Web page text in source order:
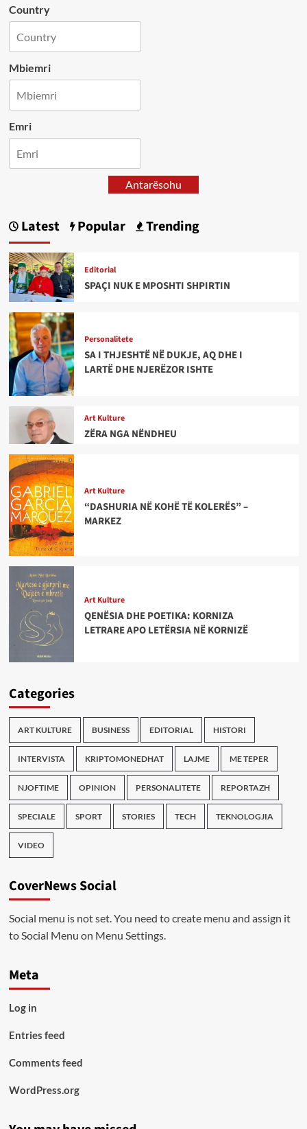
Country
Mbiemri
Emri
Antarësohu
Latest Popular Trending
Editorial
SPAÇI NUK E MPOSHTI SHPIRTIN
Personalitete
SA I THJESHTË NË DUKJE, AQ DHE I
LARTË DHE NJERËZOR ISHTE
Art Kulture
ZËRA NGA NËNDHEU
Art Kulture
“DASHURIA NË KOHË TË KOLERËS” –
MARKEZ
Art Kulture
QENËSIA DHE POETIKA: KORNIZA
LETRARE APO LETËRSIA NË KORNIZË
Categories
ART KULTURE BUSINESS EDITORIAL HISTORI
INTERVISTA KRIPTOMONEDHAT LAJME ME TEPER
NJOFTIME OPINION PERSONALITETE REPORTAZH
SPECIALE SPORT STORIES TECH TEKNOLOGJIA
VIDEO
CoverNews Social
Social menu is not set. You need to create menu and assign it
to Social Menu on Menu Settings.
Meta
Log in
Entries feed
Comments feed
WordPress.org